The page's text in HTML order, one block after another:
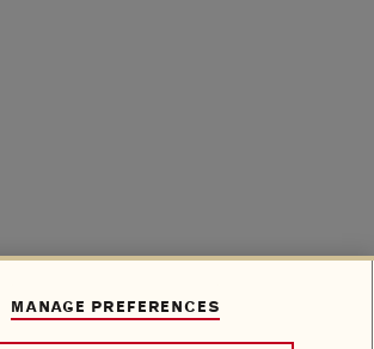
MANAGE PREFERENCES